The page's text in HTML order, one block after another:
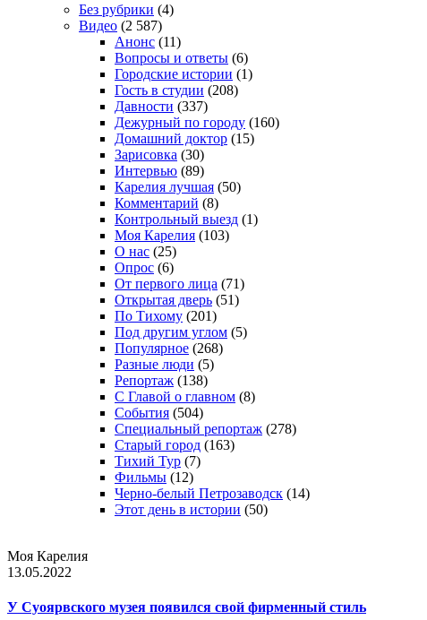
Без рубрики (4)
Видео (2 587)
Анонс (11)
Вопросы и ответы (6)
Городские истории (1)
Гость в студии (208)
Давности (337)
Дежурный по городу (160)
Домашний доктор (15)
Зарисовка (30)
Интервью (89)
Карелия лучшая (50)
Комментарий (8)
Контрольный выезд (1)
Моя Карелия (103)
О нас (25)
Опрос (6)
От первого лица (71)
Открытая дверь (51)
По Тихому (201)
Под другим углом (5)
Популярное (268)
Разные люди (5)
Репортаж (138)
С Главой о главном (8)
События (504)
Специальный репортаж (278)
Старый город (163)
Тихий Тур (7)
Фильмы (12)
Черно-белый Петрозаводск (14)
Этот день в истории (50)
Моя Карелия
13.05.2022
У Суоярвского музея появился свой фирменный стиль